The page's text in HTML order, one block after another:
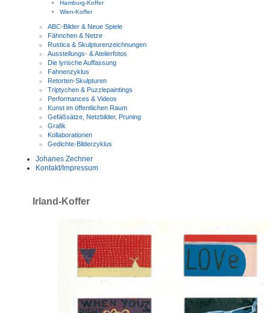
Hamburg-Koffer
Wien-Koffer
ABC-Bilder & Neue Spiele
Fähnchen & Netze
Rustica & Skulpturenzeichnungen
Ausstellungs- & Atelierfotos
Die lyrische Auffassung
Fahnenzyklus
Retorten-Skulpturen
Triptychen & Puzzlepaintings
Performances & Videos
Kunst im öffentlichen Raum
Gefäßsätze, Netzbilder, Pruning
Grafik
Kollaborationen
Gedichte-Bilderzyklus
Johanes Zechner
Kontakt/Impressum
Irland-Koffer